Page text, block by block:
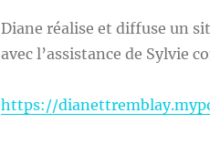
Diane réalise et diffuse un
avec l’assistance de Sylvie
https://